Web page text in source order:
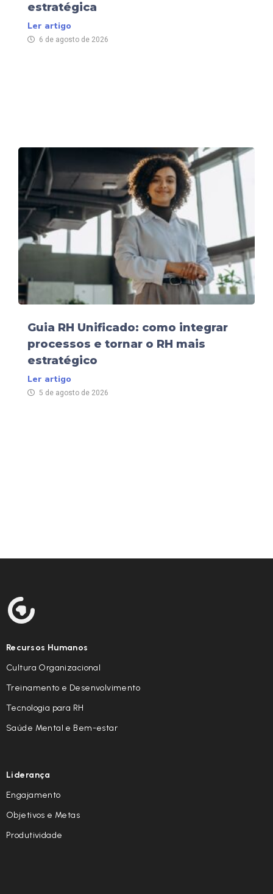
estratégica
Ler artigo
6 de agosto de 2026
Guia RH Unificado: como integrar
processos e tornar o RH mais
estratégico
Ler artigo
5 de agosto de 2026
Recursos Humanos
Cultura Organizacional
Treinamento e Desenvolvimento
Tecnologia para RH
Saúde Mental e Bem-estar
Liderança
Engajamento
Objetivos e Metas
Produtividade